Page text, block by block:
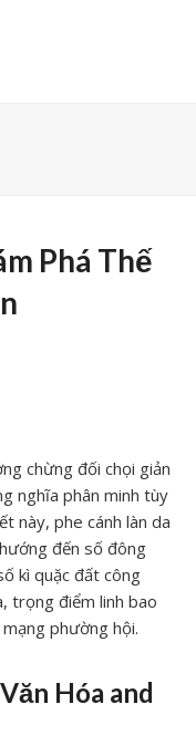
Phá Thế
chừng đối chọi giản
nghĩa phân minh tùy
này, phe cánh làn da
đến số đông
kì quặc đất công
trọng điểm linh bao
phường hội.
Hóa and